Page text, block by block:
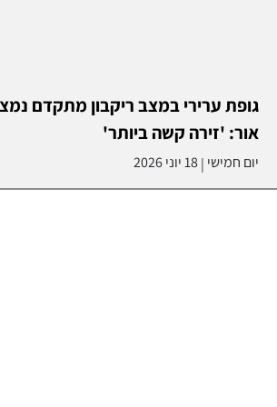
גופת ערירי במצב ריקבון מתקדם
אור: 'זירה קשה ביותר'
יום חמישי |18 יוני 2026